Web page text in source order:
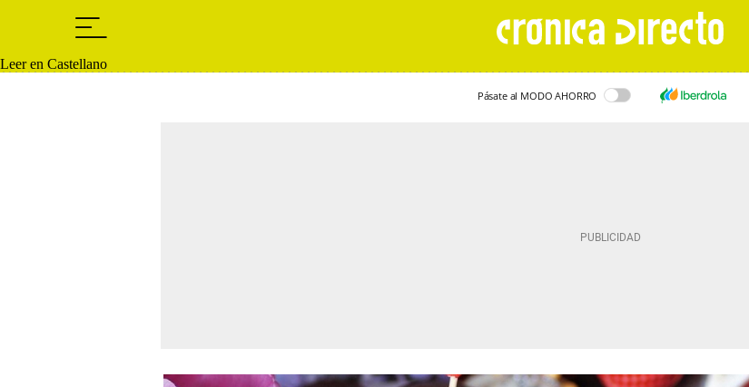
Leer en Castellano
Pásate al MODO AHORRO